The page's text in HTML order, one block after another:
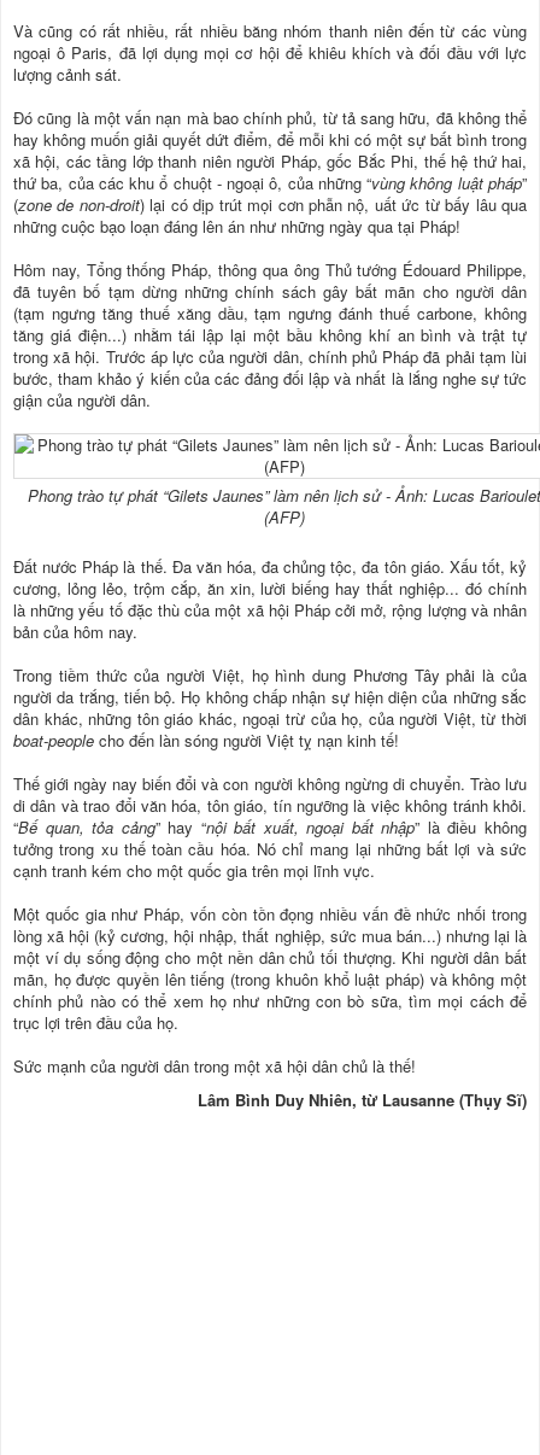
Và cũng có rất nhiều, rất nhiều băng nhóm thanh niên đến từ các vùng
ngoại ô Paris, đã lợi dụng mọi cơ hội để khiêu khích và đối đầu với lực
lượng cảnh sát.
Đó cũng là một vấn nạn mà bao chính phủ, từ tả sang hữu, đã không thể
hay không muốn giải quyết dứt điểm, để mỗi khi có một sự bất bình trong
xã hội, các tầng lớp thanh niên người Pháp, gốc Bắc Phi, thế hệ thứ hai,
thứ ba, của các khu ổ chuột - ngoại ô, của những “vùng không luật pháp”
(zone de non-droit) lại có dịp trút mọi cơn phẫn nộ, uất ức từ bấy lâu qua
những cuộc bạo loạn đáng lên án như những ngày qua tại Pháp!
Hôm nay, Tổng thống Pháp, thông qua ông Thủ tướng Édouard Philippe,
đã tuyên bố tạm dừng những chính sách gây bất mãn cho người dân
(tạm ngưng tăng thuế xăng dầu, tạm ngưng đánh thuế carbone, không
tăng giá điện...) nhằm tái lập lại một bầu không khí an bình và trật tự
trong xã hội. Trước áp lực của người dân, chính phủ Pháp đã phải tạm lùi
bước, tham khảo ý kiến của các đảng đối lập và nhất là lắng nghe sự tức
giận của người dân.
Phong trào tự phát “Gilets Jaunes” làm nên lịch sử - Ảnh: Lucas Barioulet
(AFP)
Đất nước Pháp là thế. Đa văn hóa, đa chủng tộc, đa tôn giáo. Xấu tốt, kỷ
cương, lỏng lẻo, trộm cắp, ăn xin, lười biếng hay thất nghiệp... đó chính
là những yếu tố đặc thù của một xã hội Pháp cởi mở, rộng lượng và nhân
bản của hôm nay.
Trong tiềm thức của người Việt, họ hình dung Phương Tây phải là của
người da trắng, tiến bộ. Họ không chấp nhận sự hiện diện của những sắc
dân khác, những tôn giáo khác, ngoại trừ của họ, của người Việt, từ thời
boat-people cho đến làn sóng người Việt tỵ nạn kinh tế!
Thế giới ngày nay biến đổi và con người không ngừng di chuyển. Trào lưu
di dân và trao đổi văn hóa, tôn giáo, tín ngưỡng là việc không tránh khỏi.
“Bế quan, tỏa cảng” hay “nội bất xuất, ngoại bất nhập” là điều không
tưởng trong xu thế toàn cầu hóa. Nó chỉ mang lại những bất lợi và sức
cạnh tranh kém cho một quốc gia trên mọi lĩnh vực.
Một quốc gia như Pháp, vốn còn tồn đọng nhiều vấn đề nhức nhối trong
lòng xã hội (kỷ cương, hội nhập, thất nghiệp, sức mua bán...) nhưng lại là
một ví dụ sống động cho một nền dân chủ tối thượng. Khi người dân bất
mãn, họ được quyền lên tiếng (trong khuôn khổ luật pháp) và không một
chính phủ nào có thể xem họ như những con bò sữa, tìm mọi cách để
trục lợi trên đầu của họ.
Sức mạnh của người dân trong một xã hội dân chủ là thế!
Lâm Bình Duy Nhiên, từ Lausanne (Thụy Sĩ)